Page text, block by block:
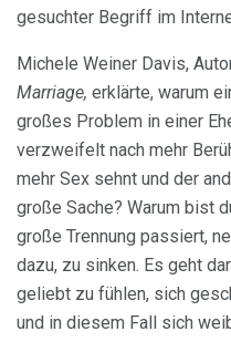
gesuchter Begriff im
Michele Weiner Davis,
Marriage, erklärte, warum
großes Problem in einer
verzweifelt nach mehr
mehr Sex sehnt und der
große Sache? Warum bist
große Trennung passiert,
dazu, zu sinken. Es geht
geliebt zu fühlen, sich
und in diesem Fall sich